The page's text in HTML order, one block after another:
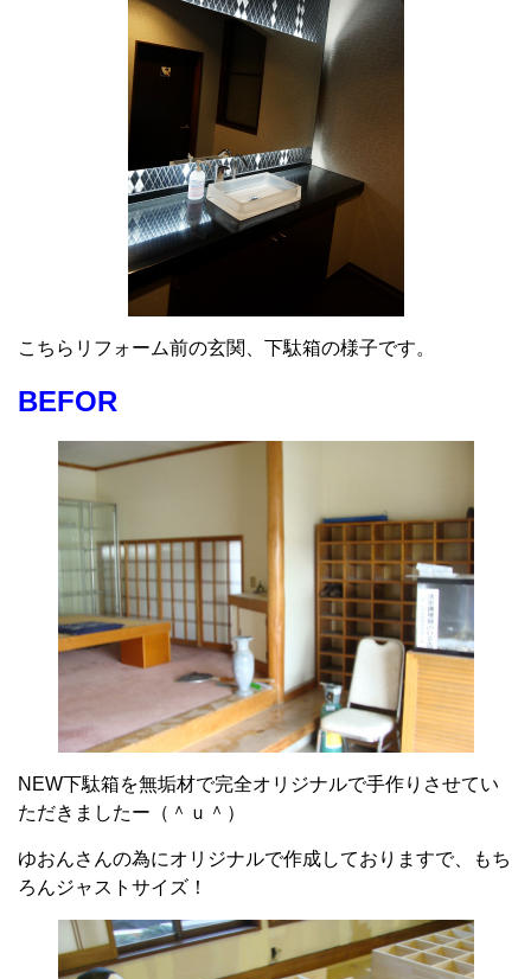
こちらリフォーム前の玄関、下駄箱の様子です。
BEFOR
NEW下駄箱を無垢材で完全オリジナルで手作りさせてい
ただきましたー（＾ｕ＾）
ゆおんさんの為にオリジナルで作成しておりますで、もち
ろんジャストサイズ！